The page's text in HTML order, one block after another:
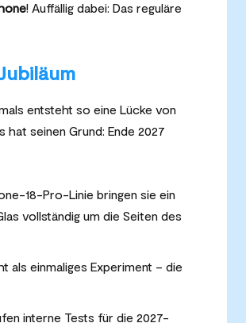
! Auffällig dabei: Das reguläre
entsteht so eine Lücke von
seinen Grund: Ende 2027
18-Pro-Linie bringen sie ein
vollständig um die Seiten des
als einmaliges Experiment – die
interne Tests für die 2027-